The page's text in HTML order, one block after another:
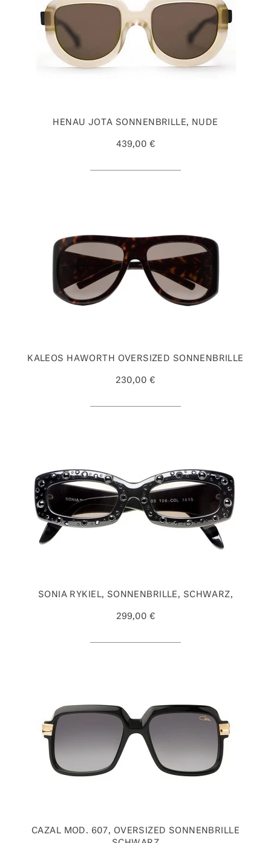
HENAU JOTA SONNENBRILLE, NUDE
439,00 €
KALEOS HAWORTH OVERSIZED SONNENBRILLE
230,00 €
SONIA RYKIEL, SONNENBRILLE, SCHWARZ,
299,00 €
CAZAL MOD. 607, OVERSIZED SONNENBRILLE